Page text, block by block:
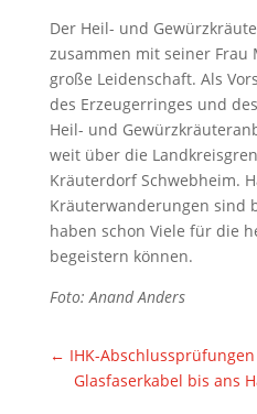
Der Heil- und
zusammen mit seiner
große Leidenschaft. Als
des Erzeugerringes und
Heil- und
weit über die
Kräuterdorf Schwebheim.
Kräuterwanderungen sind
haben schon Viele für die
begeistern können.
Foto: Anand Anders
← IHK-
Glasfaserkabel bis ans